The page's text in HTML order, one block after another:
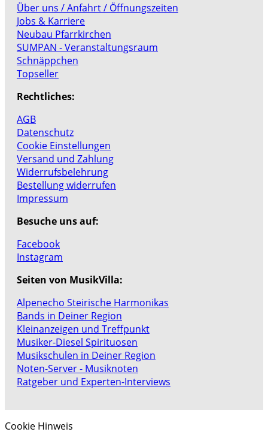
Über uns / Anfahrt / Öffnungszeiten
Jobs & Karriere
Neubau Pfarrkirchen
SUMPAN - Veranstaltungsraum
Schnäppchen
Topseller
Rechtliches:
AGB
Datenschutz
Cookie Einstellungen
Versand und Zahlung
Widerrufsbelehrung
Bestellung widerrufen
Impressum
Besuche uns auf:
Facebook
Instagram
Seiten von MusikVilla:
Alpenecho Steirische Harmonikas
Bands in Deiner Region
Kleinanzeigen und Treffpunkt
Musiker-Diesel Spirituosen
Musikschulen in Deiner Region
Noten-Server - Musiknoten
Ratgeber und Experten-Interviews
Cookie Hinweis